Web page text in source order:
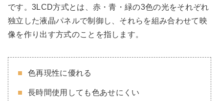
です。3LCD方式とは、赤・青・緑の3色の光をそれぞれ
独立した液晶パネルで制御し、それらを組み合わせて映
像を作り出す方式のことを指します。
色再現性に優れる
長時間使用しても色あせにくい